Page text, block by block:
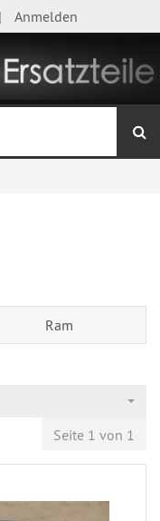
Anmelden
Ram
Seite 1 von 1